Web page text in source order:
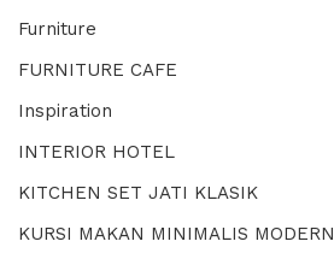
Furniture
FURNITURE CAFE
Inspiration
INTERIOR HOTEL
KITCHEN SET JATI KLASIK
KURSI MAKAN MINIMALIS MODERN